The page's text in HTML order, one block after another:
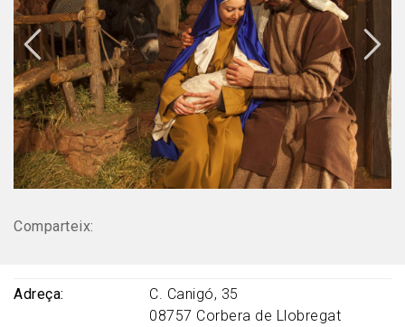
Comparteix:
Adreça
C. Canigó, 35
08757 Corbera de Llobregat